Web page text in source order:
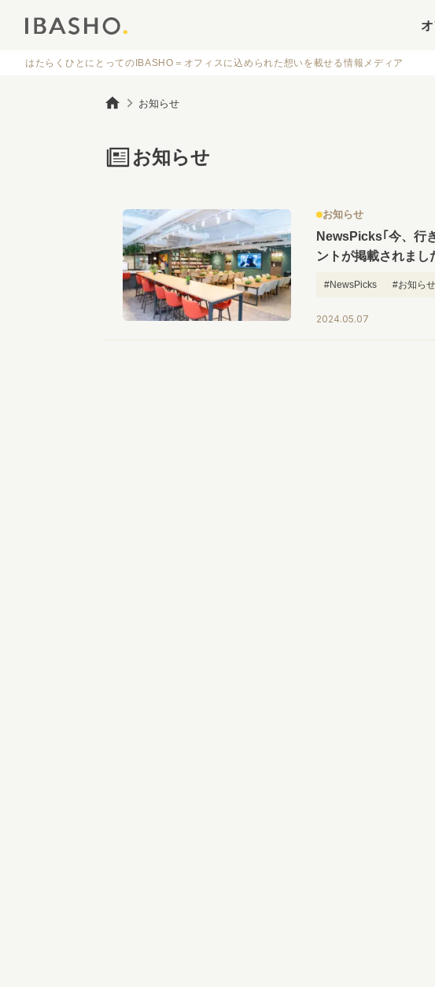
はたらくひとにとってのIBASHO＝オフィスに込められた想いを載せる情報メディア
お知らせ
お知らせ
お知らせ
NewsPicks｢今、行
ントが掲載されまし
#NewsPicks #お知らせ
2024.05.07